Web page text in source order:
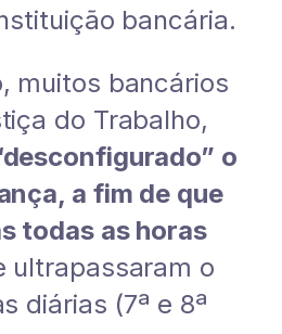
bancária.
muitos bancários
do Trabalho,
o
a fim de que
todas as horas
ultrapassaram o
diárias (7ª e 8ª